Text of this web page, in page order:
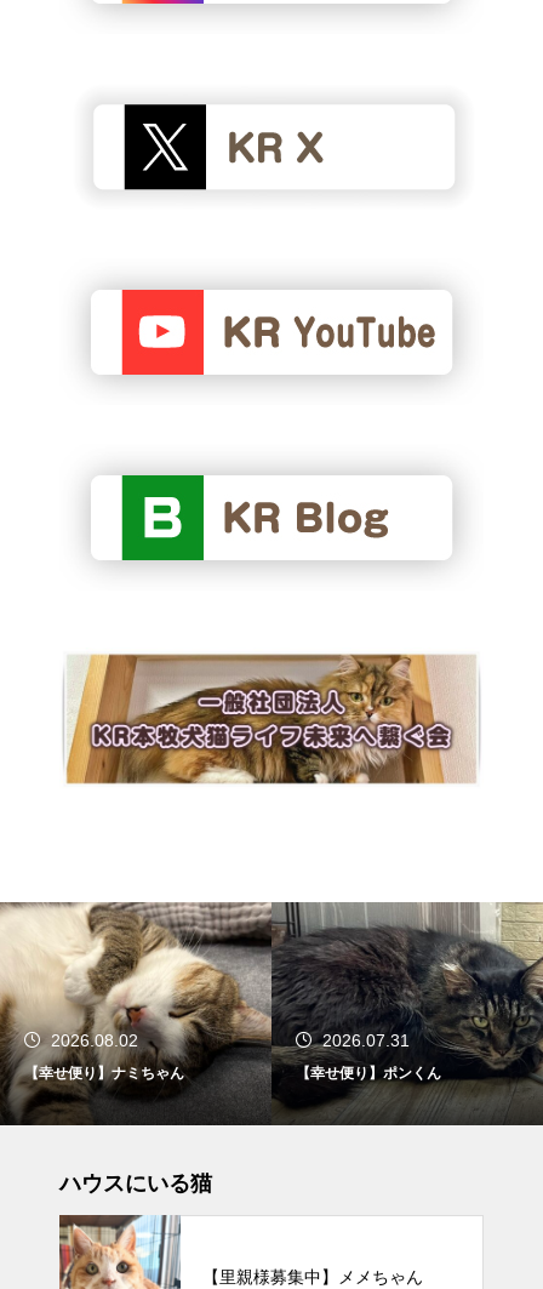
ん
2026.07.31
【幸せ便り】ポンくん
2026.07.27
【幸せ便り】リズ
ハウスにいる猫
【里親様募集中】メメちゃん